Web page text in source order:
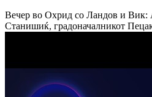
Вечер во Охрид со Ландов и Вик:
Станишиќ, градоначалникот